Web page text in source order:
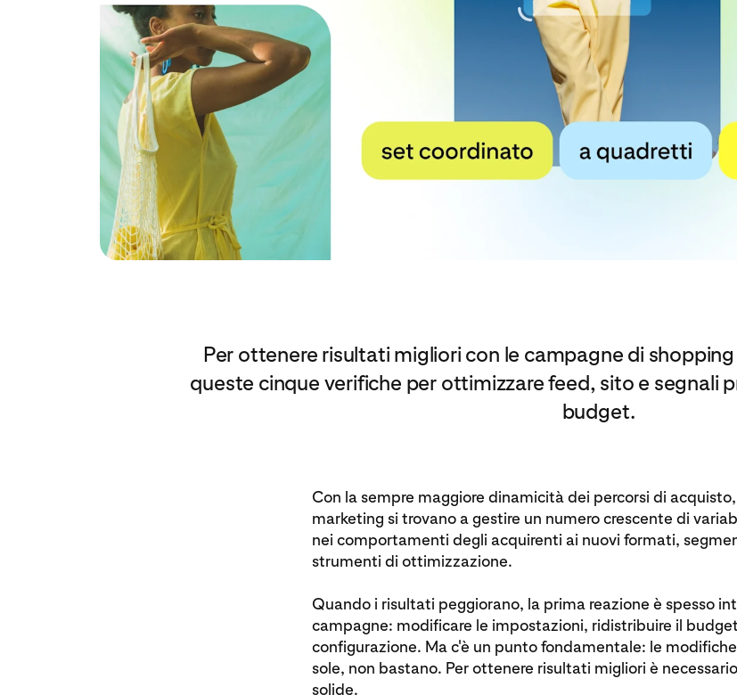
Per ottenere risultati migliori con le campagne di
queste cinque verifiche per ottimizzare feed, sito e segnali
budget.
Con la sempre maggiore dinamicità dei percorsi di
marketing si trovano a gestire un numero crescente di
nei comportamenti degli acquirenti ai nuovi formati,
strumenti di ottimizzazione.
Quando i risultati peggiorano, la prima reazione è spesso
campagne: modificare le impostazioni, ridistribuire il
configurazione. Ma c'è un punto fondamentale: le
sole, non bastano. Per ottenere risultati migliori è
solide.